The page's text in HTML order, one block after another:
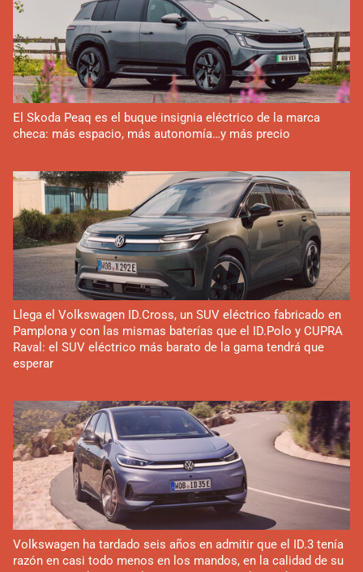
El Skoda Peaq es el buque insignia eléctrico de la marca
checa: más espacio, más autonomía…y más precio
Llega el Volkswagen ID.Cross, un SUV eléctrico fabricado en
Pamplona y con las mismas baterías que el ID.Polo y CUPRA
Raval: el SUV eléctrico más barato de la gama tendrá que
esperar
Volkswagen ha tardado seis años en admitir que el ID.3 tenía
razón en casi todo menos en los mandos, en la calidad de su